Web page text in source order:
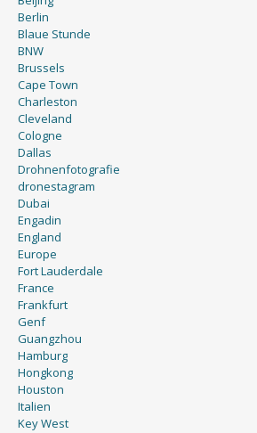
Berlin
Blaue Stunde
BNW
Brussels
Cape Town
Charleston
Cleveland
Cologne
Dallas
Drohnenfotografie
dronestagram
Dubai
Engadin
England
Europe
Fort Lauderdale
France
Frankfurt
Genf
Guangzhou
Hamburg
Hongkong
Houston
Italien
Key West